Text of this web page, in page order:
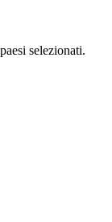
selezionati.